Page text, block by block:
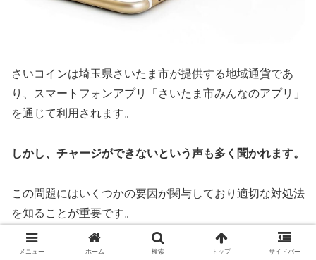
さいコインは埼玉県さいたま市が提供する地域通貨であ
り、スマートフォンアプリ「さいたま市みんなのアプリ」
を通じて利用されます。
しかし、チャージができないという声も多く聞かれます。
この問題にはいくつかの要因が関与しており適切な対処法
を知ることが重要です。
まず、チャージに必要な準備が整っていない場合がありま
メニュー ホーム 検索 トップ サイドバー